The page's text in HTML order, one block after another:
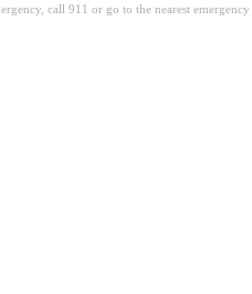
call 911 or go to the nearest emergency